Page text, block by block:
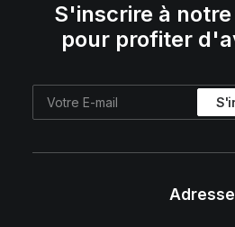
S'inscrire à
pour profiter
Adresse